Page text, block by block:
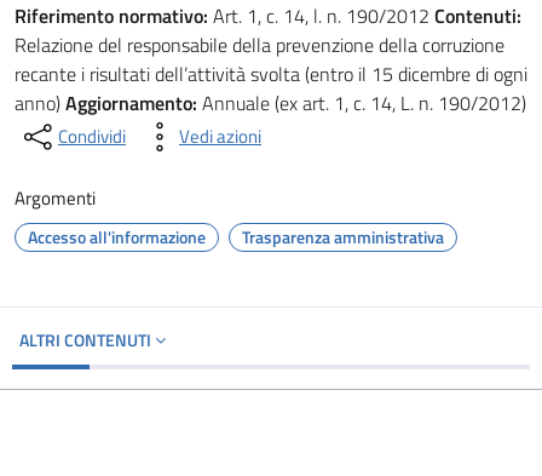
Riferimento normativo: Art. 1, c. 14, l. n. 190/2012 Contenuti:
Relazione del responsabile della prevenzione della corruzione
recante i risultati dell’attività svolta (entro il 15 dicembre di ogni
anno)Aggiornamento: Annuale (ex art. 1, c. 14, L. n. 190/2012)
Condividi Vedi azioni
Argomenti
Accesso all'informazione Trasparenza amministrativa
ALTRI CONTENUTI